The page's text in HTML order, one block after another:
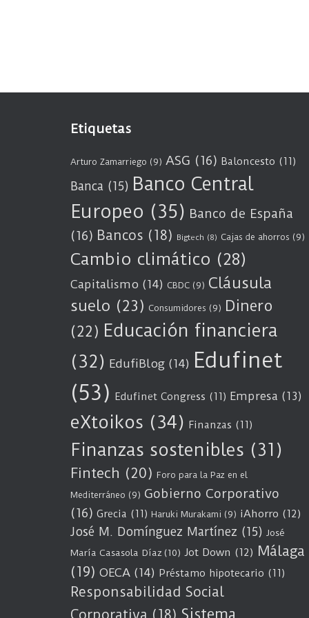
Etiquetas
Arturo Zamarriego (9) ASG (16) Baloncesto (11)
Banca (15) Banco Central
Europeo (35) Banco de España
(16) Bancos (18) Bigtech (8) Cajas de ahorros (9)
Cambio climático (28)
Capitalismo (14) CBDC (9) Cláusula
suelo (23) Consumidores (9) Dinero
(22) Educación financiera
(32) EdufiBlog (14) Edufinet
(53) Edufinet Congress (11) Empresa (13)
eXtoikos (34) Finanzas (11)
Finanzas sostenibles (31)
Fintech (20) Foro para la Paz en el
Mediterráneo (9) Gobierno Corporativo
(16) Grecia (11) Haruki Murakami (9) iAhorro (12)
José M. Domínguez Martínez (15) José
María Casasola Díaz (10) Jot Down (12) Málaga
(19) OECA (14) Préstamo hipotecario (11)
Responsabilidad Social
Sistema